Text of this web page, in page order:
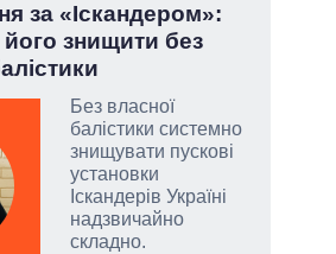
за «Іскандером»:
знищити без
Без власної
балістики системно
знищувати пускові
установки
Іскандерів Україні
надзвичайно
складно.